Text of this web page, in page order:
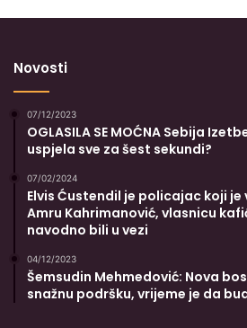
Novosti
07/12/2023
OGLASILA SE MOĆNA Sebija
uspjela sve za šest sekundi?
07/02/2024
Elvis Ćustendil je policajac koji je
Amru Kahrimanović, vlasnicu
navodno bili u vezi
04/12/2023
Šemsudin Mehmedović: Nova
snažnu podršku, vrijeme je da